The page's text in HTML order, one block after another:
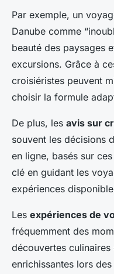
Par exemple, un
Danube comme
beauté des paysages
excursions. Grâce à
croisiéristes peuvent
choisir la formule
De plus, les avis sur
souvent les décisions
en ligne, basés sur
clé en guidant les
expériences
Les expériences de
fréquemment des
découvertes
enrichissantes lors